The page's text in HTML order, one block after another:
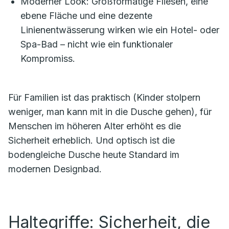
ebene Fläche und eine dezente
Linienentwässerung wirken wie ein Hotel- oder
Spa-Bad – nicht wie ein funktionaler
Kompromiss.
Für Familien ist das praktisch (Kinder stolpern
weniger, man kann mit in die Dusche gehen), für
Menschen im höheren Alter erhöht es die
Sicherheit erheblich. Und optisch ist die
bodengleiche Dusche heute Standard im
modernen Designbad.
Haltegriffe: Sicherheit, die